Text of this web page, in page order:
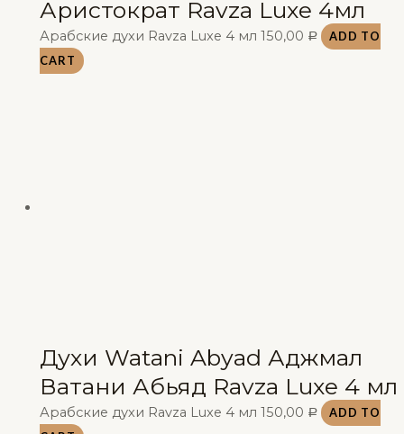
Аристократ Ravza Luxe 4мл
Арабские духи Ravza Luxe 4 мл 150,00 Р
ADD TO
CART
Духи Watani Abyad Аджмал
Ватани Абьяд Ravza Luxe 4 мл
Арабские духи Ravza Luxe 4 мл 150,00 Р
ADD TO